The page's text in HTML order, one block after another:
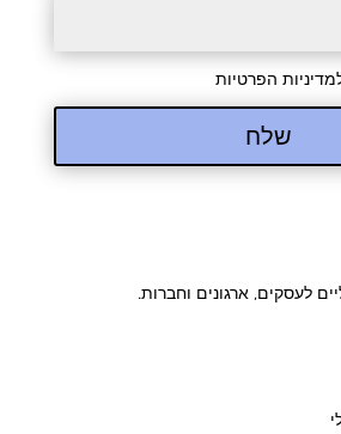
הפרטיות
שלח
לעסקים, ארגונים וחברות.